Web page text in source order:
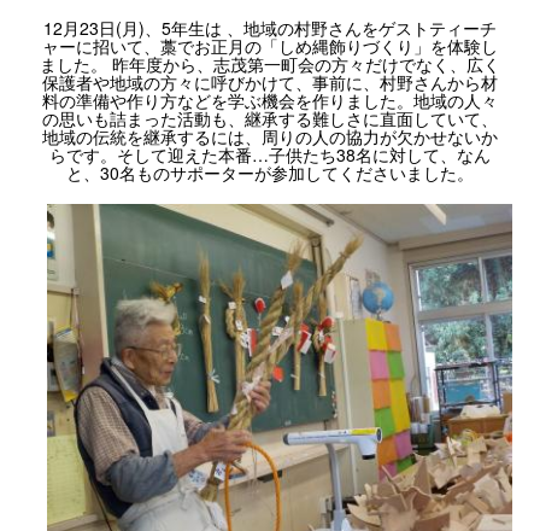
12月23日(月)、5年生は 、地域の村野さんをゲストティーチ
ャーに招いて、藁でお正月の「しめ縄飾りづくり」を体験し
ました。 昨年度から、志茂第一町会の方々だけでなく、広く
保護者や地域の方々に呼びかけて、事前に、村野さんから材
料の準備や作り方などを学ぶ機会を作りました。地域の人々
の思いも詰まった活動も、継承する難しさに直面していて、
地域の伝統を継承するには、周りの人の協力が欠かせないか
らです。そして迎えた本番…子供たち38名に対して、なん
と、30名ものサポーターが参加してくださいました。